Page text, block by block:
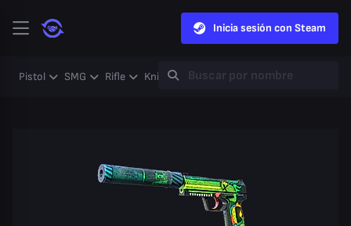
Inicia sesión con Steam
Pistol SMG Rifle Knife Gloves Heavy Case